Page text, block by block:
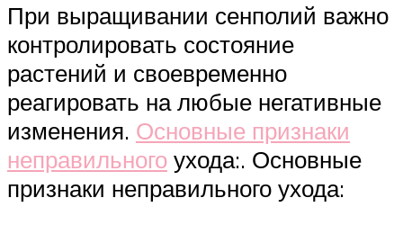
При выращивании сенполий важно
контролировать состояние
растений и своевременно
реагировать на любые негативные
изменения. Основные признаки
неправильного ухода:. Основные
признаки неправильного ухода: